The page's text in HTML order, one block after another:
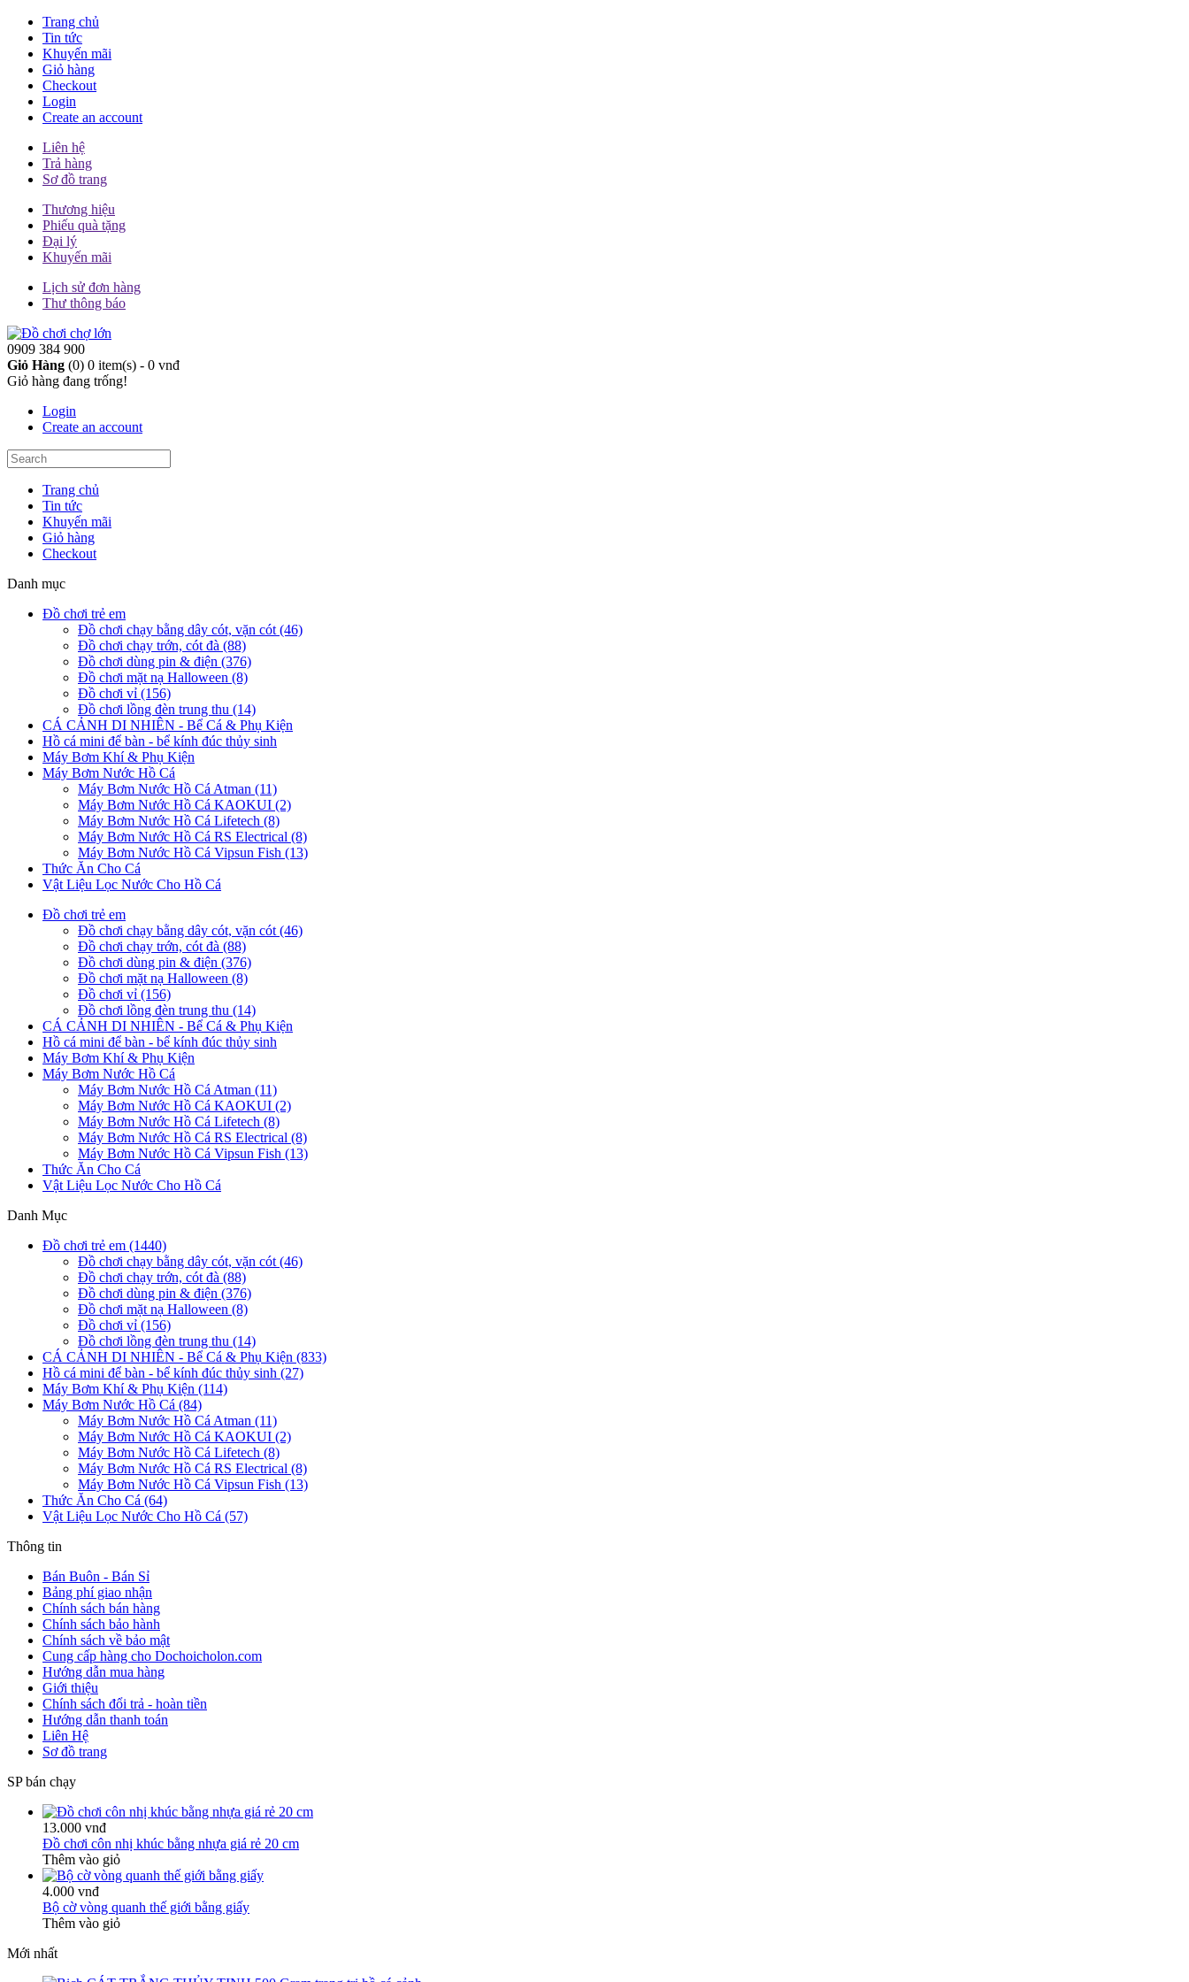
Trang chủ
Tin tức
Khuyến mãi
Giỏ hàng
Checkout
Login
Create an account
Liên hệ
Trả hàng
Sơ đồ trang
Thương hiệu
Phiếu quà tặng
Đại lý
Khuyến mãi
Lịch sử đơn hàng
Thư thông báo
0909 384 900
Giỏ Hàng (0) 0 item(s) - 0 vnđ
Giỏ hàng đang trống!
Login
Create an account
Trang chủ
Tin tức
Khuyến mãi
Giỏ hàng
Checkout
Danh mục
Đồ chơi trẻ em
Đồ chơi chạy bằng dây cót, vặn cót (46)
Đồ chơi chạy trớn, cót đà (88)
Đồ chơi dùng pin & điện (376)
Đồ chơi mặt nạ Halloween (8)
Đồ chơi vỉ (156)
Đồ chơi lồng đèn trung thu (14)
CÁ CẢNH DI NHIÊN - Bể Cá & Phụ Kiện
Hồ cá mini để bàn - bể kính đúc thủy sinh
Máy Bơm Khí & Phụ Kiện
Máy Bơm Nước Hồ Cá
Máy Bơm Nước Hồ Cá Atman (11)
Máy Bơm Nước Hồ Cá KAOKUI (2)
Máy Bơm Nước Hồ Cá Lifetech (8)
Máy Bơm Nước Hồ Cá RS Electrical (8)
Máy Bơm Nước Hồ Cá Vipsun Fish (13)
Thức Ăn Cho Cá
Vật Liệu Lọc Nước Cho Hồ Cá
Đồ chơi trẻ em
Đồ chơi chạy bằng dây cót, vặn cót (46)
Đồ chơi chạy trớn, cót đà (88)
Đồ chơi dùng pin & điện (376)
Đồ chơi mặt nạ Halloween (8)
Đồ chơi vỉ (156)
Đồ chơi lồng đèn trung thu (14)
CÁ CẢNH DI NHIÊN - Bể Cá & Phụ Kiện
Hồ cá mini để bàn - bể kính đúc thủy sinh
Máy Bơm Khí & Phụ Kiện
Máy Bơm Nước Hồ Cá
Máy Bơm Nước Hồ Cá Atman (11)
Máy Bơm Nước Hồ Cá KAOKUI (2)
Máy Bơm Nước Hồ Cá Lifetech (8)
Máy Bơm Nước Hồ Cá RS Electrical (8)
Máy Bơm Nước Hồ Cá Vipsun Fish (13)
Thức Ăn Cho Cá
Vật Liệu Lọc Nước Cho Hồ Cá
Danh Mục
Đồ chơi trẻ em (1440)
Đồ chơi chạy bằng dây cót, vặn cót (46)
Đồ chơi chạy trớn, cót đà (88)
Đồ chơi dùng pin & điện (376)
Đồ chơi mặt nạ Halloween (8)
Đồ chơi vỉ (156)
Đồ chơi lồng đèn trung thu (14)
CÁ CẢNH DI NHIÊN - Bể Cá & Phụ Kiện (833)
Hồ cá mini để bàn - bể kính đúc thủy sinh (27)
Máy Bơm Khí & Phụ Kiện (114)
Máy Bơm Nước Hồ Cá (84)
Máy Bơm Nước Hồ Cá Atman (11)
Máy Bơm Nước Hồ Cá KAOKUI (2)
Máy Bơm Nước Hồ Cá Lifetech (8)
Máy Bơm Nước Hồ Cá RS Electrical (8)
Máy Bơm Nước Hồ Cá Vipsun Fish (13)
Thức Ăn Cho Cá (64)
Vật Liệu Lọc Nước Cho Hồ Cá (57)
Thông tin
Bán Buôn - Bán Sỉ
Bảng phí giao nhận
Chính sách bán hàng
Chính sách bảo hành
Chính sách về bảo mật
Cung cấp hàng cho Dochoicholon.com
Hướng dẫn mua hàng
Giới thiệu
Chính sách đổi trả - hoàn tiền
Hướng dẫn thanh toán
Liên Hệ
Sơ đồ trang
SP bán chạy
13.000 vnđ
Đồ chơi côn nhị khúc bằng nhựa giá rẻ 20 cm
Thêm vào giỏ
4.000 vnđ
Bộ cờ vòng quanh thế giới bằng giấy
Thêm vào giỏ
Mới nhất